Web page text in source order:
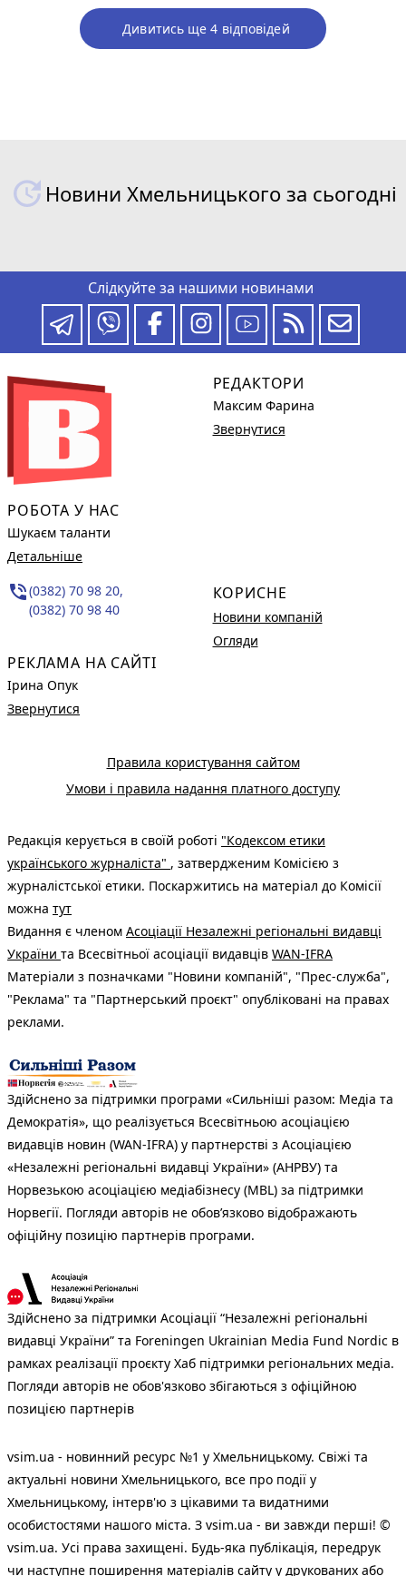
Дивитись ще 4 відповідей
Новини Хмельницького за сьогодні
Слідкуйте за нашими новинами
РОБОТА У НАС
Шукаєм таланти
Детальніше
phone_in_talk(0382) 70 98 20,
(0382) 70 98 40
РЕКЛАМА НА САЙТІ
Ірина Опук
Звернутися
РЕДАКТОРИ
Максим Фарина
Звернутися
КОРИСНЕ
Новини компаній
Огляди
Правила користування сайтом
Умови і правила надання платного доступу
Редакція керується в своїй роботі "Кодексом етики
українського журналіста" , затвердженим Комісією з
журналістської етики. Поскаржитись на матеріал до Комісії
можна тут
Видання є членом Асоціації Незалежні регіональні видавці
України та Всесвітньої асоціації видавців WAN-IFRA
Матеріали з позначками "Новини компаній", "Прес-служба",
"Реклама" та "Партнерський проєкт" опубліковані на правах
реклами.
Здійснено за підтримки програми «Сильніші разом: Медіа та
Демократія», що реалізується Всесвітньою асоціацією
видавців новин (WAN-IFRA) у партнерстві з Асоціацією
«Незалежні регіональні видавці України» (АНРВУ) та
Норвезькою асоціацією медіабізнесу (MBL) за підтримки
Норвегії. Погляди авторів не обов’язково відображають
офіційну позицію партнерів програми.
Здійснено за підтримки Асоціації “Незалежні регіональні
видавці України” та Foreningen Ukrainian Media Fund Nordic в
рамках реалізації проєкту Хаб підтримки регіональних медіа.
Погляди авторів не обов'язково збігаються з офіційною
позицією партнерів
vsim.ua - новинний ресурс №1 у Хмельницькому. Свіжі та
актуальні новини Хмельницького, все про події у
Хмельницькому, інтерв'ю з цікавими та видатними
особистостями нашого міста. З vsim.ua - ви завжди перші! ©
vsim.ua. Усі права захищені. Будь-яка публiкацiя, передрук
чи наступне поширення матеріалів сайту у друкованих або